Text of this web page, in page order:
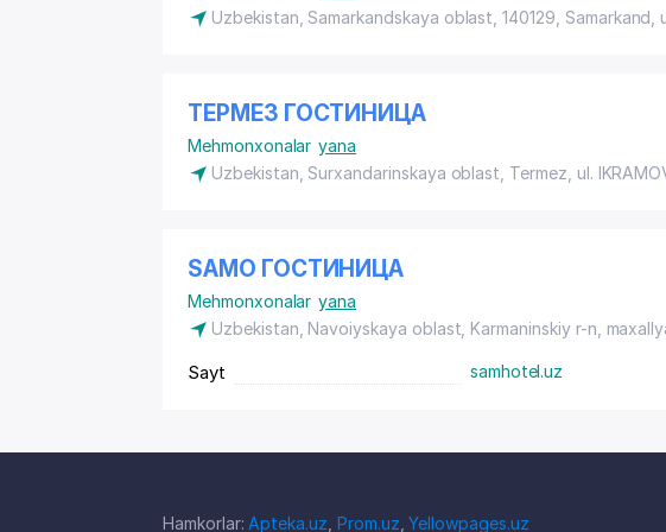
Uzbekistan, Samarkandskaya oblast, 140129, Samarkand,
ТЕРМЕЗ ГОСТИНИЦА
Mehmonxonalar yana
Uzbekistan, Surxandarinskaya oblast, Termez, ul.
SAMO ГОСТИНИЦА
Mehmonxonalar yana
Uzbekistan, Navoiyskaya oblast, Karmaninskiy r-n,
Sayt samhotel.uz
Hamkorlar: Apteka.uz Prom.uz ,Yellowpages.uz